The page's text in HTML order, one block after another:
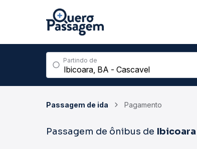
Partindo de
Passagem de ida Pagamento
Passagem de ônibus de Ibicoara